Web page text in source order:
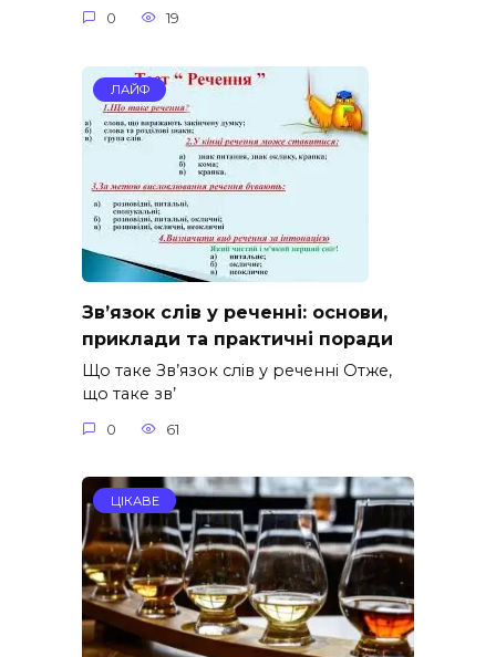
0 19
ЛАЙФ
Зв’язок слів у реченні: основи,
приклади та практичні поради
Що таке Зв’язок слів у реченні Отже,
що таке зв’
0 61
ЦІКАВЕ